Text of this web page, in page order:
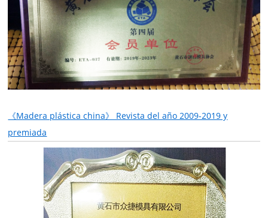
《Madera plástica china》 Revista del año 2009-2019 y
premiada